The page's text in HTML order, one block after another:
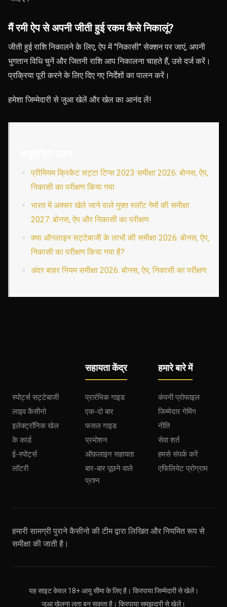
मैं रमी ऐप से अपनी जीती हुई रकम कैसे निकालूं?
जीती हुई राशि निकालने के लिए, ऐप में "निकासी" सेक्शन पर जाएं, अपनी
भुगतान विधि चुनें और जितनी राशि आप निकालना चाहते हैं, उसे दर्ज करें।
प्रक्रिया पूरी करने के लिए दिए गए निर्देशों का पालन करें।
हमेशा जिम्मेदारी से जुआ खेलें और खेल का आनंद लें!
प्रीमियम क्रिकेट सट्टा टिप्स 2023 समीक्षा 2026: बोनस, ऐप,
निकासी का परीक्षण किया गया
भारत में अक्सर खेले जाने वाले मुफ़्त स्लॉट गेमों की समीक्षा
2027: बोनस, ऐप और निकासी का परीक्षण
क्या ऑनलाइन सट्टेबाजी के लाभों की समीक्षा 2026: बोनस, ऐप,
निकासी का परीक्षण किया गया है?
अंदर बाहर नियम समीक्षा 2026: बोनस, ऐप, निकासी का परीक्षण
स्पोर्ट्स सट्टेबाजी
लाइव कैसीनो
इलेक्ट्रॉनिक खेल
के कार्ड
ई-स्पोर्ट्स
लॉटरी
सहायता केंद्र
प्रारंभिक गाइड
एक-दो बार
फसल गाइड
प्रमोशन
ऑफ़लाइन सहायता
बार-बार पूछने वाले
प्रश्न
हमारे बारे में
कंपनी प्रोफाइल
जिम्मेदार गेमिंग
नीति
सेवा शर्त
हमसे संपर्क करें
एफिलियेट प्रोग्राम
हमारी सामग्री पुराने कैसीनो की टीम द्वारा लिखित और नियमित रूप से
समीक्षा की जाती है।
यह साइट केवल 18+ आयु सीमा के लिए है। किरपाया जिम्मेदारी से खेलें।
जुआ खेलना लता बन सकता है। किरपाया समझदारी से खेलें।